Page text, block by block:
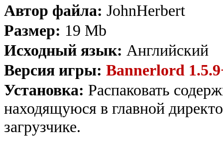
Автор файла: JohnHerbert
Размер: 19 Mb
Исходный язык: Английский
Версия игры: Bannerlord
Установка: Распаковать
находящуюся в главной
загрузчике.